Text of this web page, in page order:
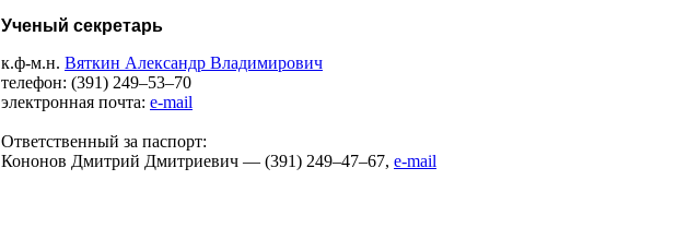
Ученый секретарь
к.ф-м.н. Вяткин Александр Владимирович
телефон: (391) 249–53–70
электронная почта: e-mail
Ответственный за паспорт:
Кононов Дмитрий Дмитриевич — (391) 249–47–67, e-mail